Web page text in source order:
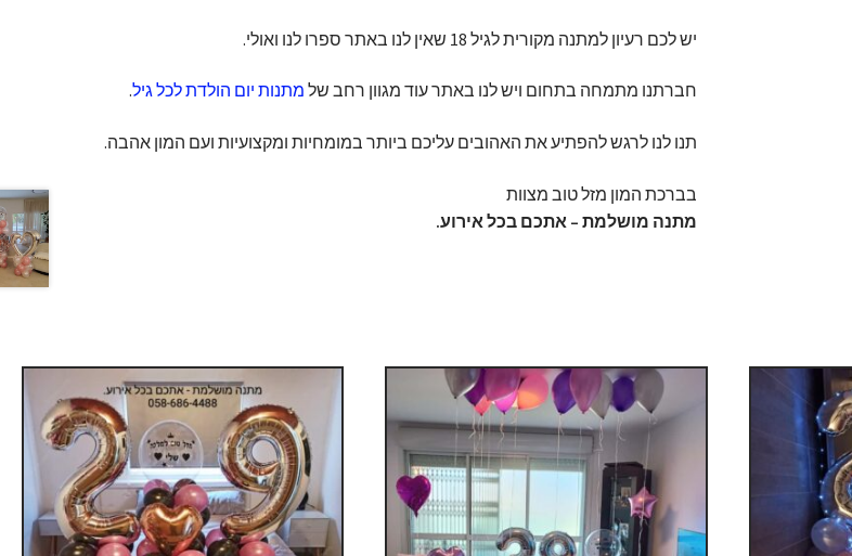
יש לכם רעיון למתנה מקורית לגיל 18 שאין לנו באתר ספרו לנו ואולי.
חברתנו מתמחה בתחום ויש לנו באתר עוד מגוון רחב של מתנות יום הולדת לכל גיל.
תנו לנו לרגש להפתיע את האהובים עליכם ביותר במומחיות ומקצועיות ועם המון אהבה.
בברכת המון מזל טוב מצוות
מתנה מושלמת – אתכם בכל אירוע.